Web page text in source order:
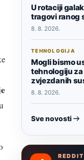
U rotaciji
tragovi ranog
8. 8. 2026.
TEHNOLOGIJA
Mogli bismo
tehnologiju
zvjezdanih
8. 8. 2026.
Sve novosti